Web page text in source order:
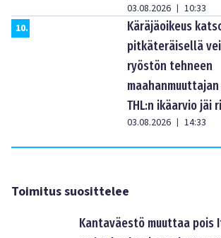
03.08.2026 | 10:33
10.
Käräjäoikeus
pitkäteräisellä
ryöstön tehneen
THL:n ikäarvio jäi
03.08.2026 | 14:33
Toimitus suosittelee
Kantaväestö muuttaa pois